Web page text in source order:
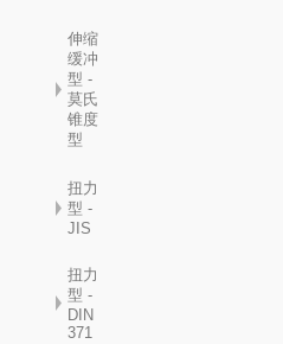
伸缩
缓冲
型 -
莫氏
锥度
型
扭力
型 -
JIS
扭力
型 -
DIN
371